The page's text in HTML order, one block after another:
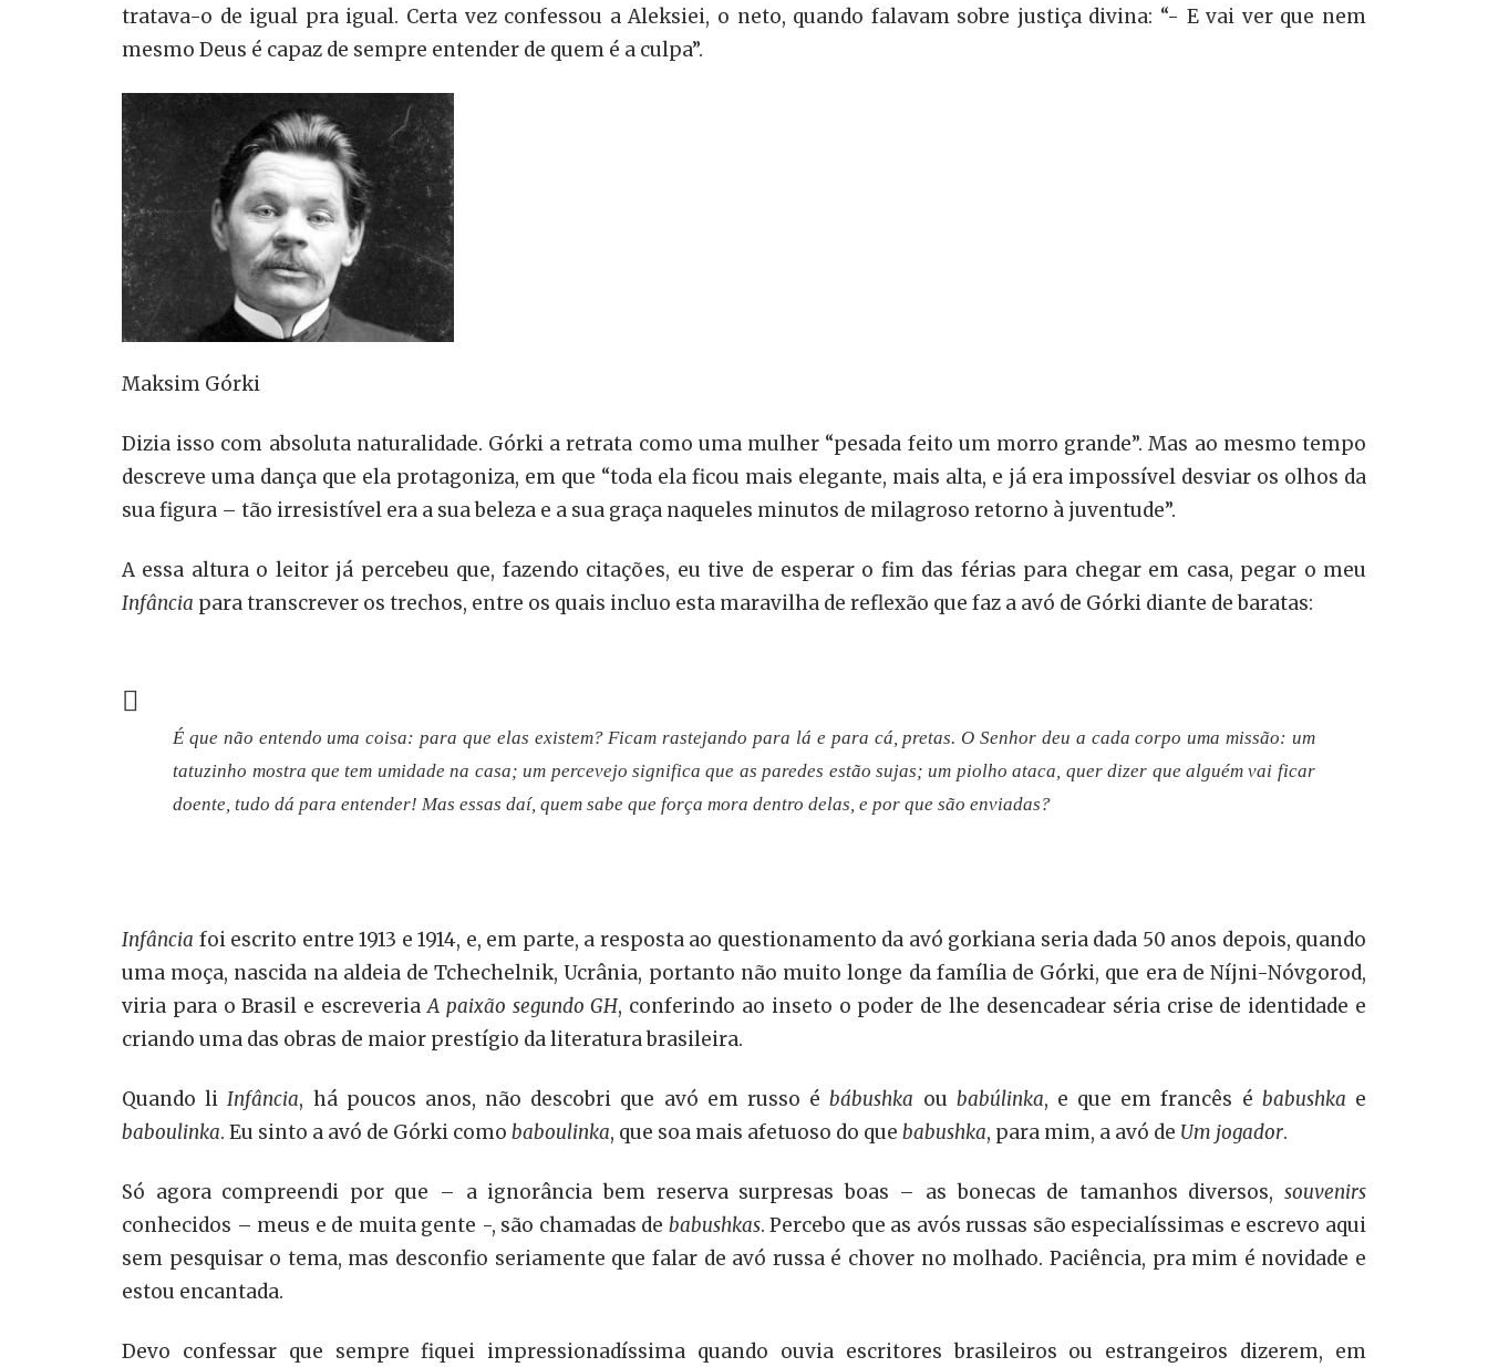
tratava-o de igual pra igual. Certa vez confessou a Aleksiei, o neto, quando falavam sobre justiça divina: “- E vai ver que nem
mesmo Deus é capaz de sempre entender de quem é a culpa”.
Maksim Górki
Dizia isso com absoluta naturalidade. Górki a retrata como uma mulher “pesada feito um morro grande”. Mas ao mesmo tempo
descreve uma dança que ela protagoniza, em que “toda ela ficou mais elegante, mais alta, e já era impossível desviar os olhos da
sua figura – tão irresistível era a sua beleza e a sua graça naqueles minutos de milagroso retorno à juventude”.
A essa altura o leitor já percebeu que, fazendo citações, eu tive de esperar o fim das férias para chegar em casa, pegar o meu
Infância para transcrever os trechos, entre os quais incluo esta maravilha de reflexão que faz a avó de Górki diante de baratas:
É que não entendo uma coisa: para que elas existem? Ficam rastejando para lá e para cá, pretas. O Senhor deu a cada corpo uma missão: um
tatuzinho mostra que tem umidade na casa; um percevejo significa que as paredes estão sujas; um piolho ataca, quer dizer que alguém vai ficar
doente, tudo dá para entender! Mas essas daí, quem sabe que força mora dentro delas, e por que são enviadas?
Infância foi escrito entre 1913 e 1914, e, em parte, a resposta ao questionamento da avó gorkiana seria dada 50 anos depois, quando
uma moça, nascida na aldeia de Tchechelnik, Ucrânia, portanto não muito longe da família de Górki, que era de Níjni-Nóvgorod,
viria para o Brasil e escreveriaA paixão segundo GH, conferindo ao inseto o poder de lhe desencadear séria crise de identidade e
criando uma das obras de maior prestígio da literatura brasileira.
Quando liInfância, há poucos anos, não descobri que avó em russo ébábushka ou babúlinka, e que em francês é babushka e
baboulinka. Eu sinto a avó de Górki como baboulinka, que soa mais afetuoso do que babushka, para mim, a avó de Um jogador.
Só agora compreendi por que – a ignorância bem reserva surpresas boas – as bonecas de tamanhos diversos, souvenirs
conhecidos – meus e de muita gente -, são chamadas de babushkas. Percebo que as avós russas são especialíssimas e escrevo aqui
sem pesquisar o tema, mas desconfio seriamente que falar de avó russa é chover no molhado. Paciência, pra mim é novidade e
estou encantada.
Devo confessar que sempre fiquei impressionadíssima quando ouvia escritores brasileiros ou estrangeiros dizerem, em